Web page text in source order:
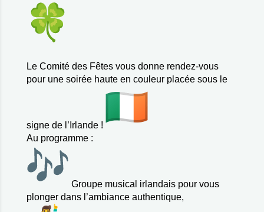
Le Comité des Fêtes vous donne rendez-vous
pour une soirée haute en couleur placée sous le
signe de l’Irlande !
Au programme :
Groupe musical irlandais pour vous
plonger dans l’ambiance authentique,